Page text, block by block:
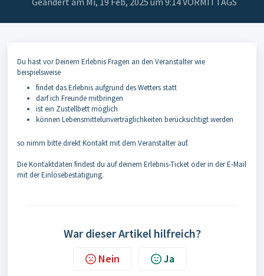
Du hast vor Deinem Erlebnis Fragen an den Veranstalter wie
beispielsweise
findet das Erlebnis aufgrund des Wetters statt
darf ich Freunde mitbringen
ist ein Zustellbett möglich
können Lebensmittelunverträglichkeiten berücksichtigt werden
so nimm bitte direkt Kontakt mit dem Veranstalter auf.
Die Kontaktdaten findest du auf deinem Erlebnis-Ticket oder in der E-Mail
mit der Einlösebestätigung.
War dieser Artikel hilfreich?
Nein Ja